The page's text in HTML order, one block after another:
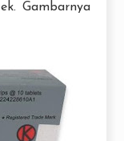
Gambarnya